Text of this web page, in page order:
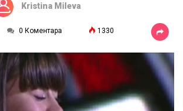
Kristina Mileva
0 Коментара 1330